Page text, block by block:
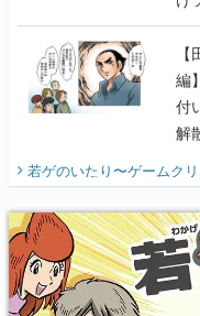
に
編
付
解
『
り
若ゲのいたり〜ゲームク